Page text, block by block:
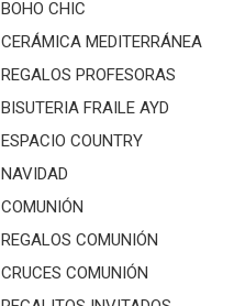
BOHO CHIC
CERÁMICA MEDITERRÁNEA
REGALOS PROFESORAS
BISUTERIA FRAILE AYD
ESPACIO COUNTRY
NAVIDAD
COMUNIÓN
REGALOS COMUNIÓN
CRUCES COMUNIÓN